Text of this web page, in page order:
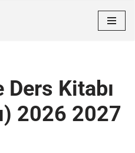
Ders Kitabı
2026 2027